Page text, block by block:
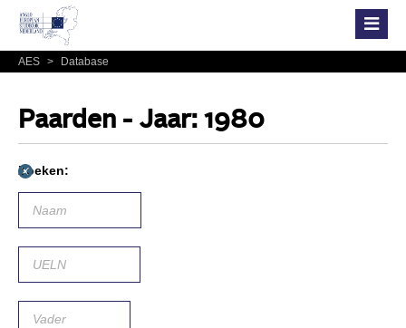
AES > Database
Paarden - Jaar: 1980
Zoeken: